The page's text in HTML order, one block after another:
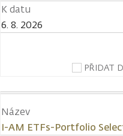
K datu
6. 8. 2026
PŘIDAT
Název
I-AM ETFs-Portfolio